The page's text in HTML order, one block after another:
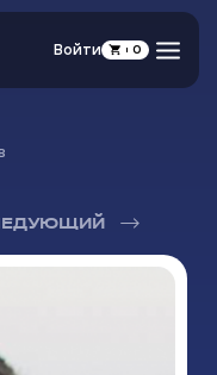
Войти 0